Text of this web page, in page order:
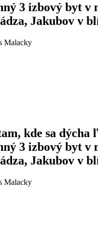
3 izbový byt v
Jakubov v
Malacky
kde sa dýcha
3 izbový byt v
Jakubov v
Malacky